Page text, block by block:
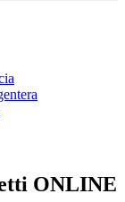
ONLINE